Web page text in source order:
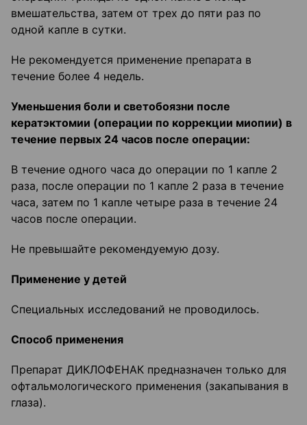
вмешательства, затем от трех до пяти раз по
одной капле в сутки.
Не рекомендуется применение препарата в
течение более 4 недель.
Уменьшения боли и светобоязни после
кератэктомии (операции по коррекции миопии) в
течение первых 24 часов после операции:
В течение одного часа до операции по 1 капле 2
раза, после операции по 1 капле 2 раза в течение
часа, затем по 1 капле четыре раза в течение 24
часов после операции.
Не превышайте рекомендуемую дозу.
Применение у детей
Специальных исследований не проводилось.
Способ применения
Препарат ДИКЛОФЕНАК предназначен только для
офтальмологического применения (закапывания в
глаза).